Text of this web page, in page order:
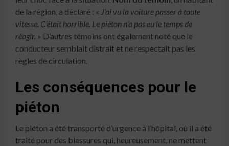
de la région, a déclaré : « J’ai vu la voiture passer à toute
vitesse. C’était horrible. Le piéton n’a pas eu le temps de
réagir. » D’autres témoins ont également noté que le
conducteur semblait distrait et ne respectait pas les
règles de circulation.
Les conséquences pour le
piéton
Le piéton a été transporté d’urgence à l’hôpital, où il a été
traité pour des blessures qui, heureusement, ne mettent